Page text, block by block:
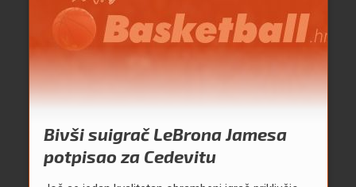
Bivši suigrač LeBrona Jamesa
potpisao za Cedevitu